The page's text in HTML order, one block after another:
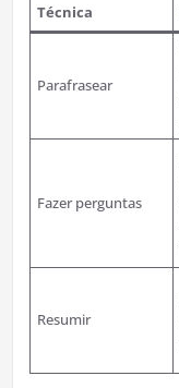
Técnica
Parafrasear
Fazer perguntas
Resumir